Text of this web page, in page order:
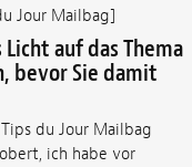
Jour Mailbag]
auf das Thema
bevor Sie damit
du Jour Mailbag
ich habe vor